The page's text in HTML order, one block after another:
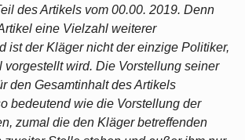
des Artikels vom 00.00. 2019. Denn
eine Vielzahl weiterer
ist der Kläger nicht der einzige Politiker,
vorgestellt wird. Die Vorstellung seiner
den Gesamtinhalt des Artikels
bedeutend wie die Vorstellung der
zumal die den Kläger betreffenden